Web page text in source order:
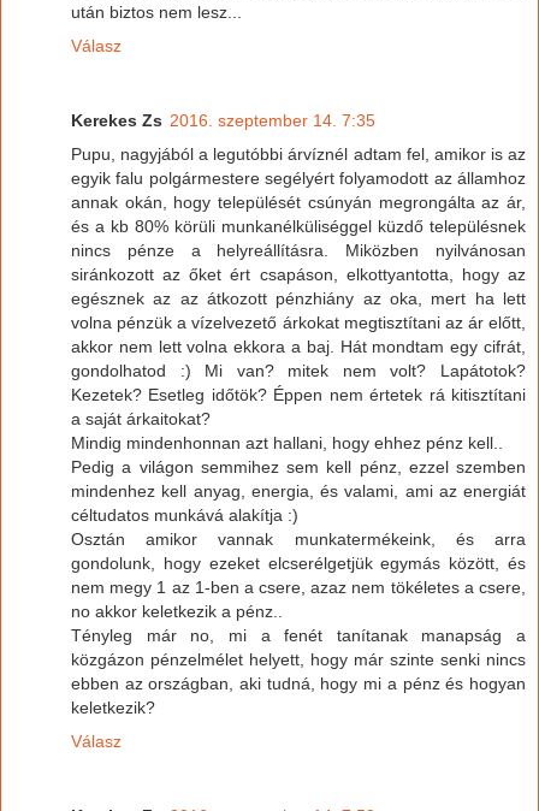
után biztos nem lesz...
Válasz
Kerekes Zs 2016. szeptember 14. 7:35
Pupu, nagyjából a legutóbbi árvíznél adtam fel, amikor is az
egyik falu polgármestere segélyért folyamodott az államhoz
annak okán, hogy települését csúnyán megrongálta az ár,
és a kb 80% körüli munkanélküliséggel küzdő településnek
nincs pénze a helyreállításra. Miközben nyilvánosan
siránkozott az őket ért csapáson, elkottyantotta, hogy az
egésznek az az átkozott pénzhiány az oka, mert ha lett
volna pénzük a vízelvezető árkokat megtisztítani az ár előtt,
akkor nem lett volna ekkora a baj. Hát mondtam egy cifrát,
gondolhatod :) Mi van? mitek nem volt? Lapátotok?
Kezetek? Esetleg időtök? Éppen nem értetek rá kitisztítani
a saját árkaitokat?
Mindig mindenhonnan azt hallani, hogy ehhez pénz kell..
Pedig a világon semmihez sem kell pénz, ezzel szemben
mindenhez kell anyag, energia, és valami, ami az energiát
céltudatos munkává alakítja :)
Osztán amikor vannak munkatermékeink, és arra
gondolunk, hogy ezeket elcserélgetjük egymás között, és
nem megy 1 az 1-ben a csere, azaz nem tökéletes a csere,
no akkor keletkezik a pénz..
Tényleg már no, mi a fenét tanítanak manapság a
közgázon pénzelmélet helyett, hogy már szinte senki nincs
ebben az országban, aki tudná, hogy mi a pénz és hogyan
keletkezik?
Válasz